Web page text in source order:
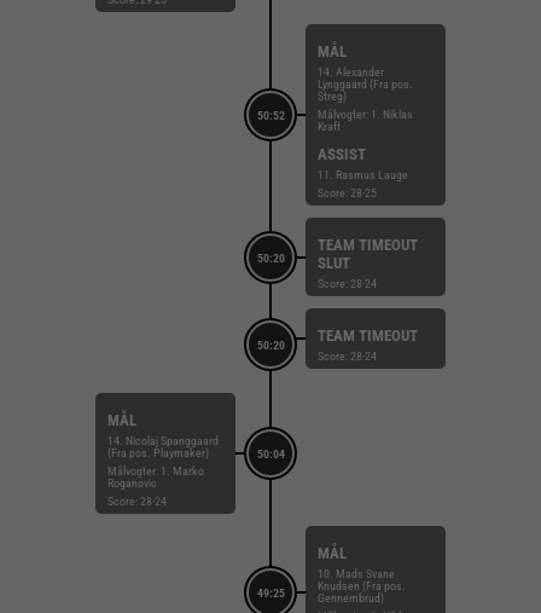
50:52
MÅL
14. Alexander
Lynggaard (Fra pos.
Streg)
Målvogter: 1. Niklas
Kraft
ASSIST
11. Rasmus Lauge
Score: 28-25
50:20
TEAM TIMEOUT
SLUT
Score: 28-24
50:20
TEAM TIMEOUT
Score: 28-24
50:04
MÅL
14. Nicolaj Spanggaard
(Fra pos. Playmaker)
Målvogter: 1. Marko
Roganovic
Score: 28-24
49:25
MÅL
10. Mads Svane
Knudsen (Fra pos.
Gennembrud)